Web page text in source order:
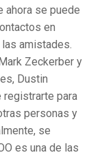
ahora se puede
en
amistades.
Zeckerber y
Dustin
registrarte para
personas y
se
es una de las